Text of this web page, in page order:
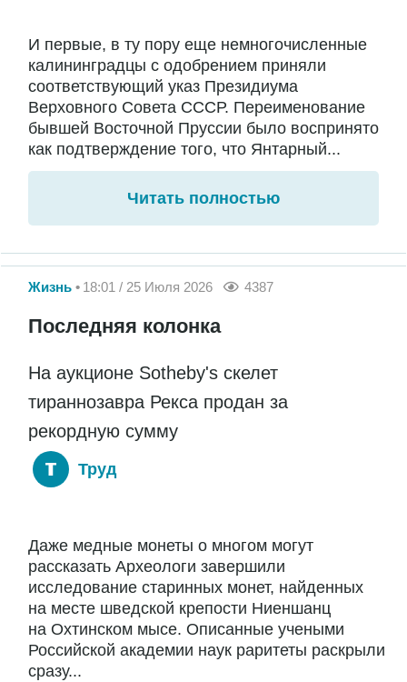
И первые, в ту пору еще немногочисленные
калининградцы с одобрением приняли
соответствующий указ Президиума
Верховного Совета СССР. Переименование
бывшей Восточной Пруссии было воспринято
как подтверждение того, что Янтарный...
Читать полностью
Жизнь 18:01 / 25 Июля 2026 4387
Последняя колонка
На аукционе Sotheby's скелет
тираннозавра Рекса продан за
рекордную сумму
Труд
Даже медные монеты о многом могут
рассказать Археологи завершили
исследование старинных монет, найденных
на месте шведской крепости Ниеншанц
на Охтинском мысе. Описанные учеными
Российской академии наук раритеты раскрыли
сразу...